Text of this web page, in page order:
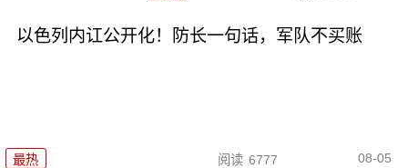
以色列内讧公开化！防长一句话，军队不买账
最热 阅读 6777 08-05